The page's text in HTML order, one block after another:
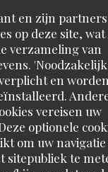
en zijn partners
op deze site,
verzameling van
en
vereisen uw
optionele
om uw
sitepubliek te
partager votre
que votre
Vos
à cœur.
échange
Lorraine
: